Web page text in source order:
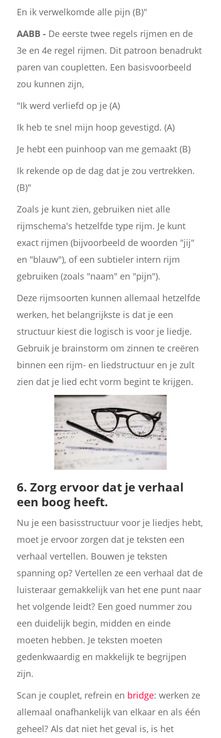
En ik verwelkomde alle pijn (B)"
AABB -De eerste twee regels rijmen en de
3e en 4e regel rijmen. Dit patroon benadrukt
paren van coupletten. Een basisvoorbeeld
zou kunnen zijn,
"Ik werd verliefd op je (A)
Ik heb te snel mijn hoop gevestigd. (A)
Je hebt een puinhoop van me gemaakt (B)
Ik rekende op de dag dat je zou vertrekken.
(B)"
Zoals je kunt zien, gebruiken niet alle
rijmschema's hetzelfde type rijm. Je kunt
exact rijmen (bijvoorbeeld de woorden "jij"
en "blauw"), of een subtieler intern rijm
gebruiken (zoals "naam" en "pijn").
Deze rijmsoorten kunnen allemaal hetzelfde
werken, het belangrijkste is dat je een
structuur kiest die logisch is voor je liedje.
Gebruik je brainstorm om zinnen te creëren
binnen een rijm- en liedstructuur en je zult
zien dat je lied echt vorm begint te krijgen.
6. Zorg ervoor dat je verhaal
een boog heeft.
Nu je een basisstructuur voor je liedjes hebt,
moet je ervoor zorgen dat je teksten een
verhaal vertellen. Bouwen je teksten
spanning op? Vertellen ze een verhaal dat de
luisteraar gemakkelijk van het ene punt naar
het volgende leidt? Een goed nummer zou
een duidelijk begin, midden en einde
moeten hebben. Je teksten moeten
gedenkwaardig en makkelijk te begrijpen
zijn.
Scan je couplet, refrein en bridge: werken ze
allemaal onafhankelijk van elkaar en als één
geheel? Als dat niet het geval is, is het